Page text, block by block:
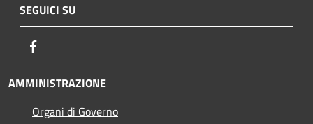
SEGUICI SU
AMMINISTRAZIONE
Organi di Governo